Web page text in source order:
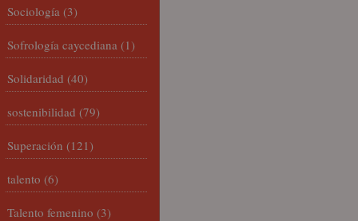
Sociología (3)
Sofrología caycediana (1)
Solidaridad (40)
sostenibilidad (79)
Superación (121)
talento (6)
Talento femenino (3)